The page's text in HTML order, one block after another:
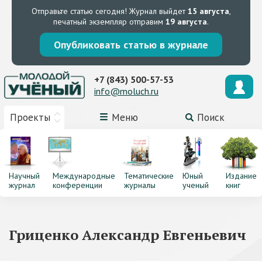
Отправьте статью сегодня! Журнал выйдет15 августа,
печатный экземпляр отправим 19 августа.
Опубликовать статью в журнале
Проекты Меню Поиск
+7 (843) 500-57-53
info@moluch.ru
Научный
журнал
Международные
конференции
Тематические
журналы
Юный
ученый
Издание
книг
Гриценко Александр Евгеньевич